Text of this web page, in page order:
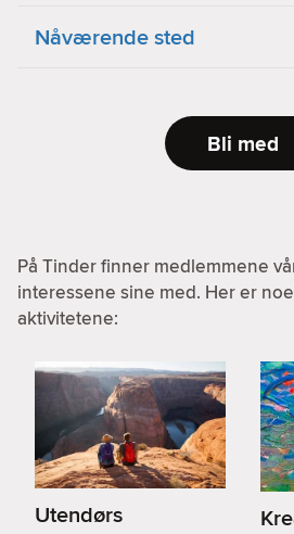
Nåværende sted
Bli med
På Tinder finner medlemmene
interessene sine med. Her er
aktivitetene:
Utendørs